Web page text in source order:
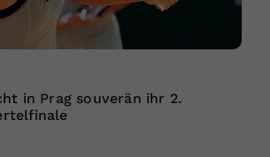
in Prag souverän ihr 2.